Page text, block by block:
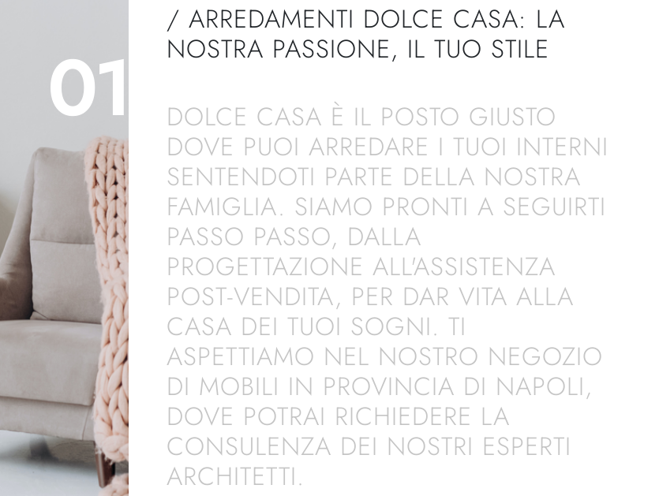
01
/ ARREDAMENTI DOLCE CASA: LA
NOSTRA PASSIONE, IL TUO STILE
DOLCE CASA È IL POSTO GIUSTO
DOVE PUOI ARREDARE I TUOI INTERNI
SENTENDOTI PARTE DELLA NOSTRA
FAMIGLIA. SIAMO PRONTI A SEGUIRTI
PASSO PASSO, DALLA
PROGETTAZIONE ALL'ASSISTENZA
POST-VENDITA, PER DAR VITA ALLA
CASA DEI TUOI SOGNI. TI
ASPETTIAMO NEL NOSTRO NEGOZIO
DI MOBILI IN PROVINCIA DI NAPOLI,
DOVE POTRAI RICHIEDERE LA
CONSULENZA DEI NOSTRI ESPERTI
ARCHITETTI.